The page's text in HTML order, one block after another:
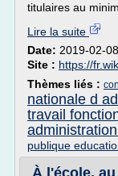
titulaires au
Lire la suite
Date: 2019-02-
Site : https://
Thèmes liés :
nationale d
travail
publique
À l'école,